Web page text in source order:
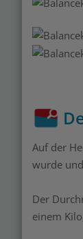
Auf der
wurde
Der
einem